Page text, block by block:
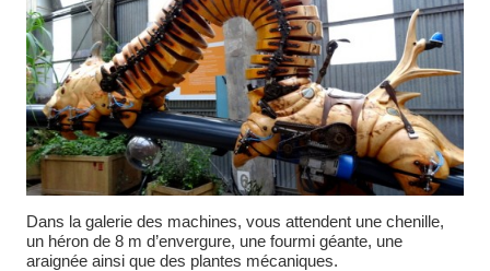
Dans la galerie des machines, vous attendent une chenille,
un héron de 8 m d’envergure, une fourmi géante, une
araignée ainsi que des plantes mécaniques.